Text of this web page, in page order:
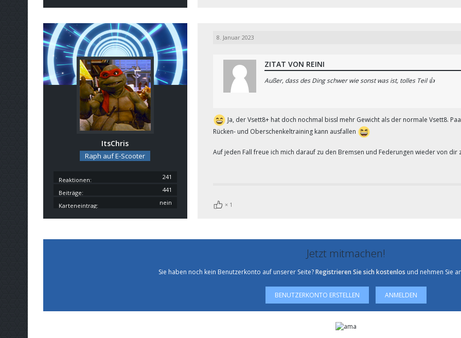
ItsChris
Raph auf E-Scooter
Reaktionen 241
Beiträge 441
Karteneintrag nein
8. Januar 2023
ZITAT VON REINI
Außer, dass des Ding schwer wie sonst was ist, tolles Teil 👍
Ja, der Vsett8+ hat doch nochmal bissl mehr Gewicht als der normale Vsett8.
Rücken- und Oberschenkeltraining kann ausfallen
Auf jeden Fall freue ich mich darauf zu den Bremsen und Federungen wieder von dir
1
Jetzt mitmachen!
Sie haben noch kein Benutzerkonto auf unserer Seite?Registrieren Sie sich kostenlos und nehmen Sie
BENUTZERKONTO ERSTELLEN ANMELDEN